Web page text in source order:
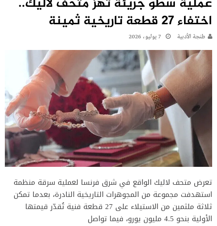
اختفاء 27 قطعة تاريخية ثمينة
طنجة الأدبية 7 يوليو، 2026
تعرض متحف لاليك الواقع في شرق فرنسا لعملية سرقة منظمة
استهدفت مجموعة من المجوهرات التاريخية النادرة، بعدما تمكن
ثلاثة ملثمين من الاستيلاء على 27 قطعة فنية تُقدّر قيمتها
الأولية بنحو 4.5 مليون يورو، فيما تواصل